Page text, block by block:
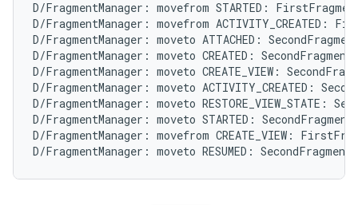
D/FragmentManager: movefrom STARTED:
D/FragmentManager: movefrom ACTIVITY_CREATED:
D/FragmentManager: moveto ATTACHED:
D/FragmentManager: moveto CREATED:
D/FragmentManager: moveto CREATE_VIEW:
D/FragmentManager: moveto ACTIVITY_CREATED:
D/FragmentManager: moveto RESTORE_VIEW_STATE:
D/FragmentManager: moveto STARTED:
D/FragmentManager: movefrom CREATE_VIEW: